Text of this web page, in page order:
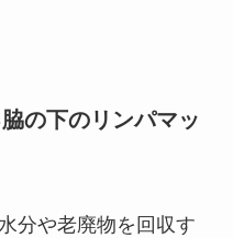
の下のリンパマッ
分や老廃物を回収す